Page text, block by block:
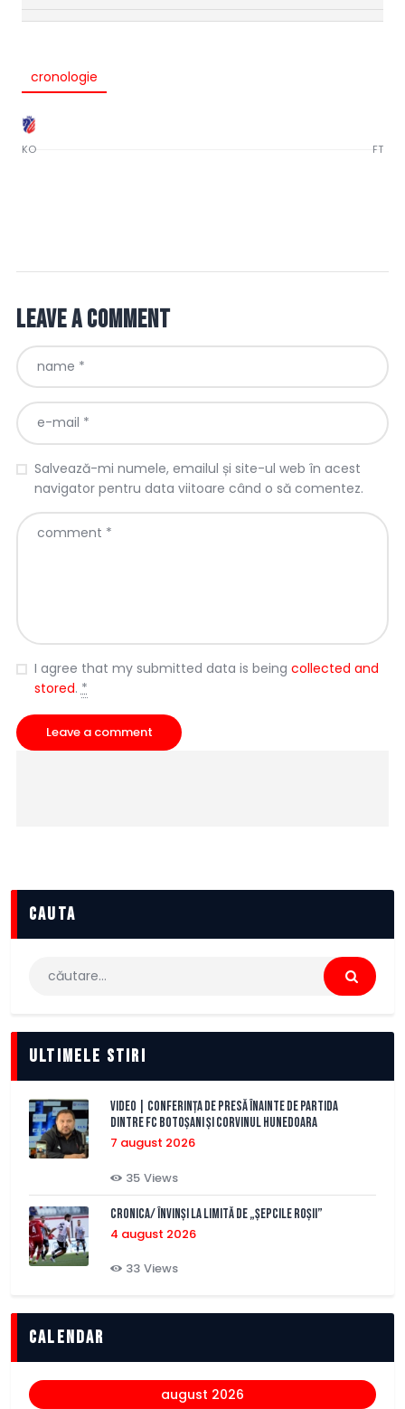
cronologie
KO FT
Leave a comment
Salvează-mi numele, emailul și site-ul web în acest
navigator pentru data viitoare când o să comentez.
I agree that my submitted data is being collected and
stored. *
cauta
Caută
după:
Ultimele stiri
VIDEO | Conferința de presă înainte de partida
dintre FC Botoșani și Corvinul Hunedoara
7 august 2026
35 Views
CRONICA/ Învinși la limită de „Șepcile Roșii”
4 august 2026
33 Views
Calendar
august 2026